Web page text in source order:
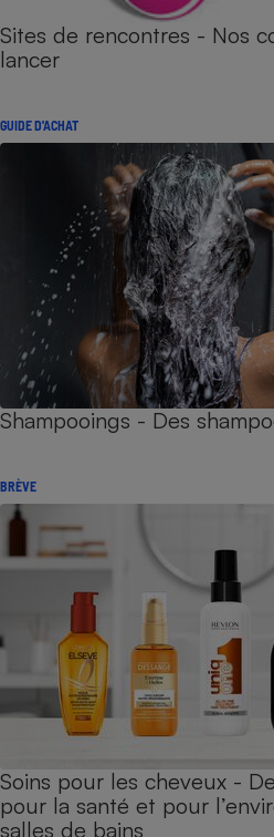
Sites de rencontres - Nos
lancer
GUIDE D'ACHAT
Shampooings - Des
BRÈVE
Soins pour les cheveux -
pour la santé et pour
salles de bains